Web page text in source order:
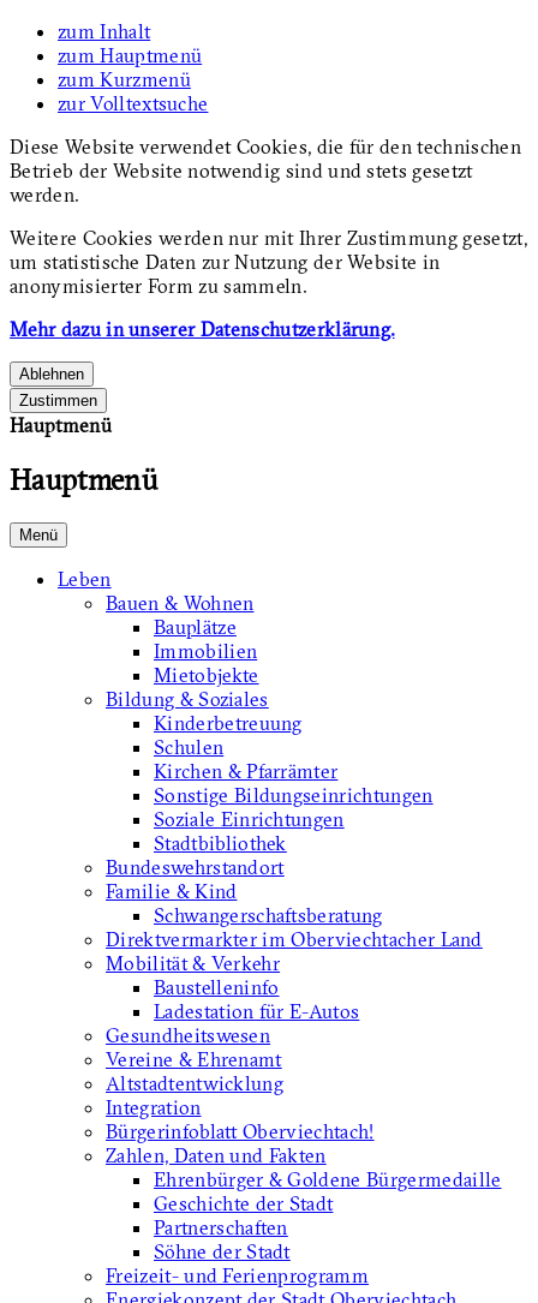
zum Inhalt
zum Hauptmenü
zum Kurzmenü
zur Volltextsuche
Diese Website verwendet Cookies, die für den technischen
Betrieb der Website notwendig sind und stets gesetzt
werden.
Weitere Cookies werden nur mit Ihrer Zustimmung gesetzt,
um statistische Daten zur Nutzung der Website in
anonymisierter Form zu sammeln.
Mehr dazu in unserer Datenschutzerklärung.
Ablehnen
Zustimmen
Hauptmenü
Hauptmenü
Menü
Leben
Bauen & Wohnen
Bauplätze
Immobilien
Mietobjekte
Bildung & Soziales
Kinderbetreuung
Schulen
Kirchen & Pfarrämter
Sonstige Bildungseinrichtungen
Soziale Einrichtungen
Stadtbibliothek
Bundeswehrstandort
Familie & Kind
Schwangerschaftsberatung
Direktvermarkter im Oberviechtacher Land
Mobilität & Verkehr
Baustelleninfo
Ladestation für E-Autos
Gesundheitswesen
Vereine & Ehrenamt
Altstadtentwicklung
Integration
Bürgerinfoblatt Oberviechtach!
Zahlen, Daten und Fakten
Ehrenbürger & Goldene Bürgermedaille
Geschichte der Stadt
Partnerschaften
Söhne der Stadt
Freizeit- und Ferienprogramm